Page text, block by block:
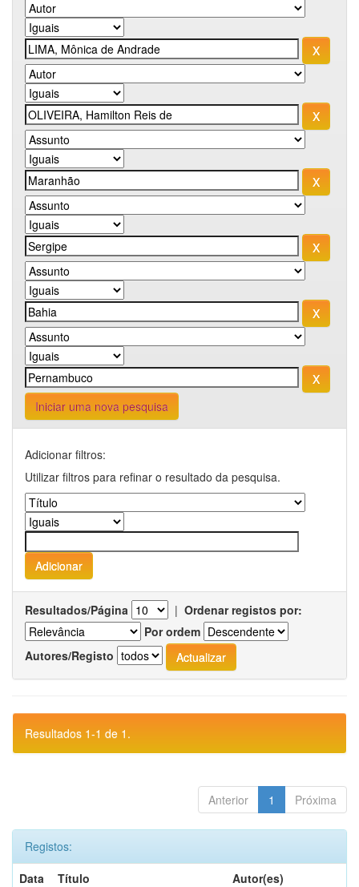
Iniciar uma nova pesquisa
Adicionar filtros:
Utilizar filtros para refinar o resultado da pesquisa.
Resultados/Página | Ordenar registos por:
Por ordem
Autores/Registo
Resultados 1-1 de 1.
Anterior 1 Próxima
Registos:
Data
Título
Autor(es)